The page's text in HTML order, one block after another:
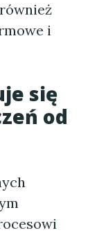
i
się
od